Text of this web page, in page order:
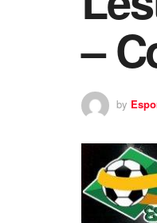
–
by